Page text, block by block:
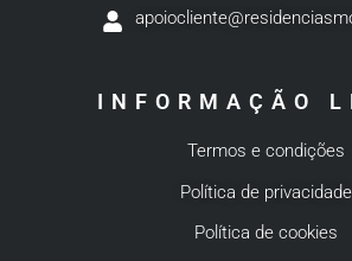
INFORMAÇÃO
Termos e condições
Política de privacidade
Política de cookies